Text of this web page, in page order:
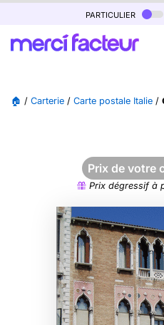
particulier
🏠 / Carterie / Carte postale Italie /
Prix de votre
Prix dégressif à